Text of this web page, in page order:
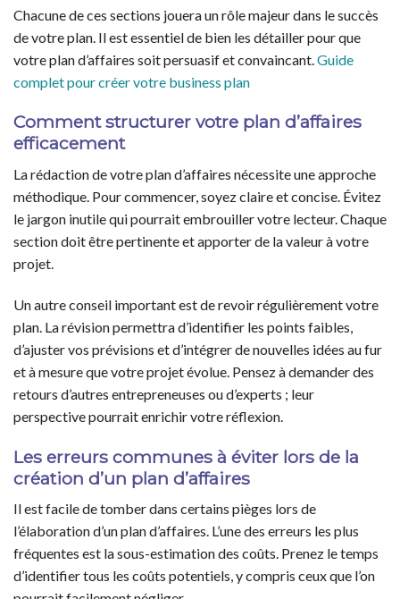
Chacune de ces sections jouera un rôle majeur dans le succès
de votre plan. Il est essentiel de bien les détailler pour que
votre plan d’affaires soit persuasif et convaincant. Guide
complet pour créer votre business plan
Comment structurer votre plan d’affaires
efficacement
La rédaction de votre plan d’affaires nécessite une approche
méthodique. Pour commencer, soyez claire et concise. Évitez
le jargon inutile qui pourrait embrouiller votre lecteur. Chaque
section doit être pertinente et apporter de la valeur à votre
projet.
Un autre conseil important est de revoir régulièrement votre
plan. La révision permettra d’identifier les points faibles,
d’ajuster vos prévisions et d’intégrer de nouvelles idées au fur
et à mesure que votre projet évolue. Pensez à demander des
retours d’autres entrepreneuses ou d’experts ; leur
perspective pourrait enrichir votre réflexion.
Les erreurs communes à éviter lors de la
création d’un plan d’affaires
Il est facile de tomber dans certains pièges lors de
l’élaboration d’un plan d’affaires. L’une des erreurs les plus
fréquentes est la sous-estimation des coûts. Prenez le temps
d’identifier tous les coûts potentiels, y compris ceux que l’on